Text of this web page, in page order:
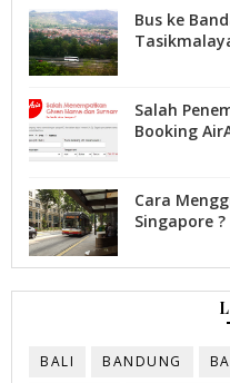
Bus ke
Salah
Booking
Cara
Singapore ?
BALI BANDUNG